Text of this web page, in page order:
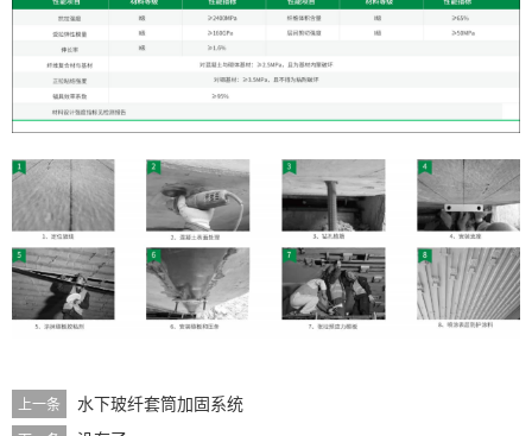
上一条 水下玻纤套筒加固系统